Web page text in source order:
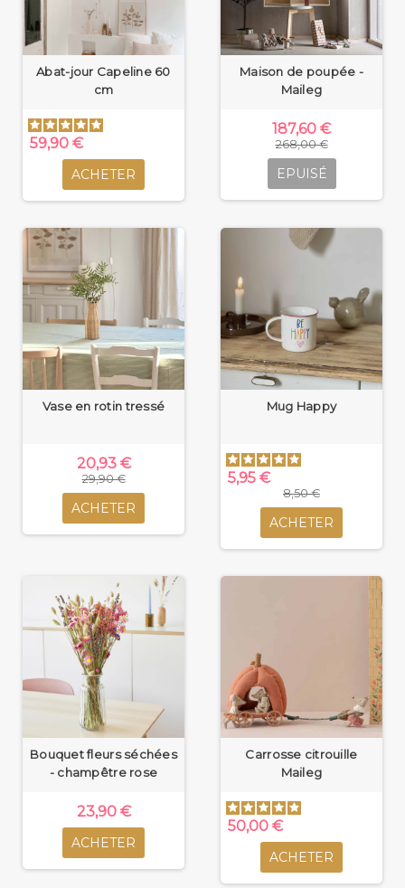
Abat-jour Capeline 60
cm
59,90 €
ACHETER
Maison de poupée -
Maileg
187,60 €
268,00 €
EPUISÉ
Vase en rotin tressé
20,93 €
29,90 €
ACHETER
Mug Happy
5,95 €
8,50 €
ACHETER
Bouquet fleurs séchées
- champêtre rose
23,90 €
ACHETER
Carrosse citrouille
Maileg
50,00 €
ACHETER